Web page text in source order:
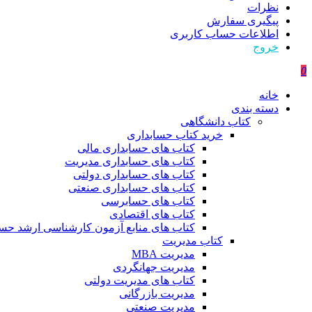
نظرات
پیگیری سفارش
اطلاعات حساب كاربری
خروج
0
خانه
دسته بندی
کتاب دانشگاهی
خرید کتاب حسابداری
کتاب های حسابداری مالی
کتاب های حسابداری مدیریت
کتاب های حسابداری دولتی
کتاب های حسابداری صنعتی
کتاب های حسابرسی
کتاب های اقتصادی
کتاب های منابع آزمون کارشناسی ارشد
کتاب مدیریت
مدیریت MBA
مدیریت جهانگردی
کتاب های مدیریت دولتی
مدیریت بازرگانی
مدیریت صنعتی